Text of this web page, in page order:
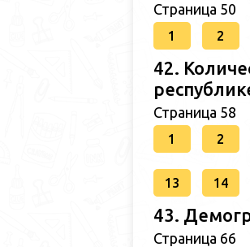
Страница 50
1 2
42.
Страница 58
1 2
13 14
43.
Страница 66